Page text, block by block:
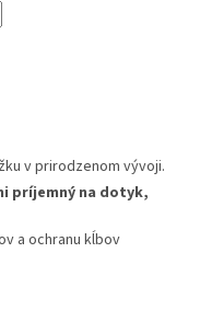
v prirodzenom vývoji.
príjemný na dotyk,
a ochranu kĺbov